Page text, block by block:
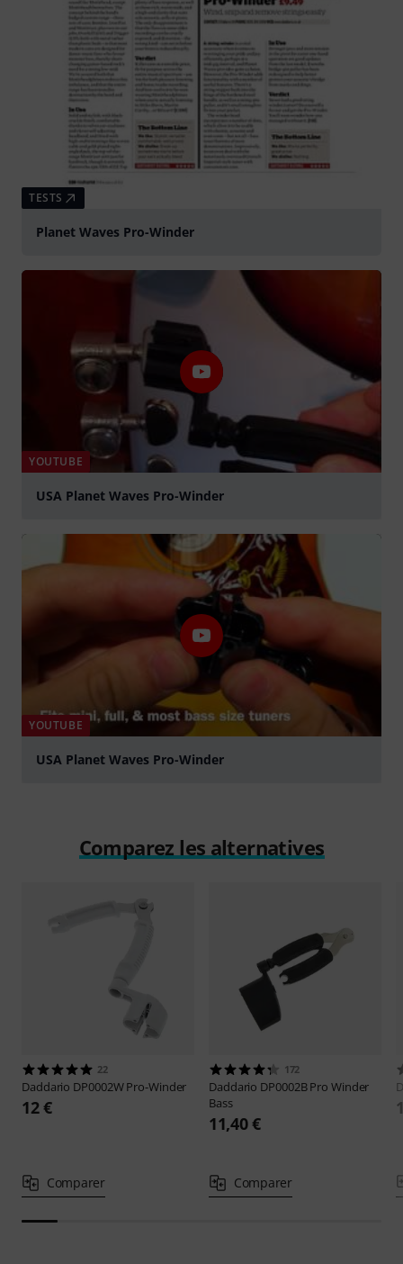
TESTS
Planet Waves Pro-Winder
YOUTUBE
USA Planet Waves Pro-Winder
YOUTUBE
USA Planet Waves Pro-Winder
Comparez les alternatives
22
Daddario DP0002W Pro-Winder
12 €
Comparer
172
Daddario DP0002B Pro Winder
Bass
11,40 €
Comparer